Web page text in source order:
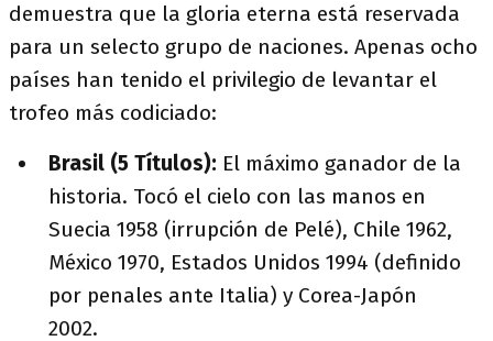
demuestra que la gloria eterna está reservada
para un selecto grupo de naciones. Apenas ocho
países han tenido el privilegio de levantar el
trofeo más codiciado:
Brasil (5 Títulos): El máximo ganador de la
historia. Tocó el cielo con las manos en
Suecia 1958 (irrupción de Pelé), Chile 1962,
México 1970, Estados Unidos 1994 (definido
por penales ante Italia) y Corea-Japón
2002.